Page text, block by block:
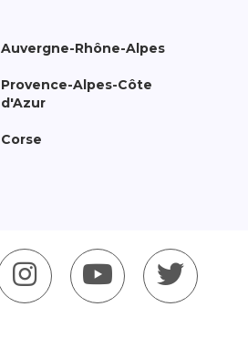
Auvergne-Rhône-Alpes
Provence-Alpes-Côte
d'Azur
Corse